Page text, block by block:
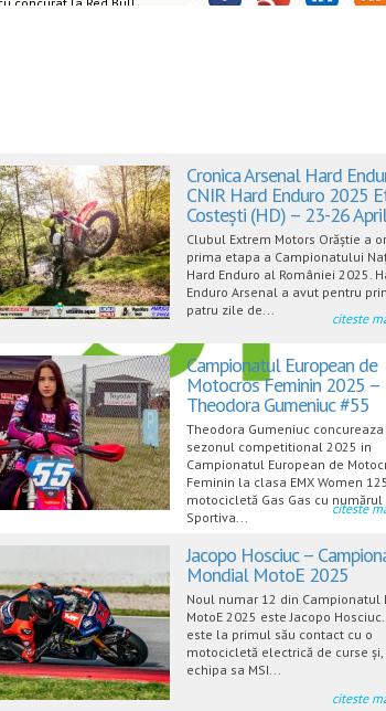
Cronica Arsenal Hard
CNIR Hard Enduro 2025
Costești (HD) – 23-26
Clubul Extrem Motors Orăștie a
prima etapa a Campionatului
Hard Enduro al României 2025.
Enduro Arsenal a avut pentru
patru zile de...
citeste
Campionatul European de
Motocros Feminin 2025 –
Theodora Gumeniuc #55
Theodora Gumeniuc concureaza
sezonul competitional 2025 in
Campionatul European de
Feminin la clasa EMX Women
motocicletă Gas Gas cu numărul
Sportiva...
citeste
Jacopo Hosciuc –
Mondial MotoE 2025
Noul numar 12 din Campionatul
MotoE 2025 este Jacopo
este la primul său contact cu o
motocicletă electrică de curse
echipa sa MSI...
citeste